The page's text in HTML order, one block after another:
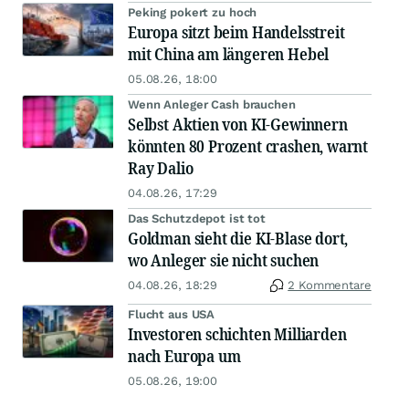
Peking pokert zu hoch
Europa sitzt beim Handelsstreit
mit China am längeren Hebel
05.08.26, 18:00
Wenn Anleger Cash brauchen
Selbst Aktien von KI-Gewinnern
könnten 80 Prozent crashen, warnt
Ray Dalio
04.08.26, 17:29
Das Schutzdepot ist tot
Goldman sieht die KI-Blase dort,
wo Anleger sie nicht suchen
04.08.26, 18:29 2 Kommentare
Flucht aus USA
Investoren schichten Milliarden
nach Europa um
05.08.26, 19:00